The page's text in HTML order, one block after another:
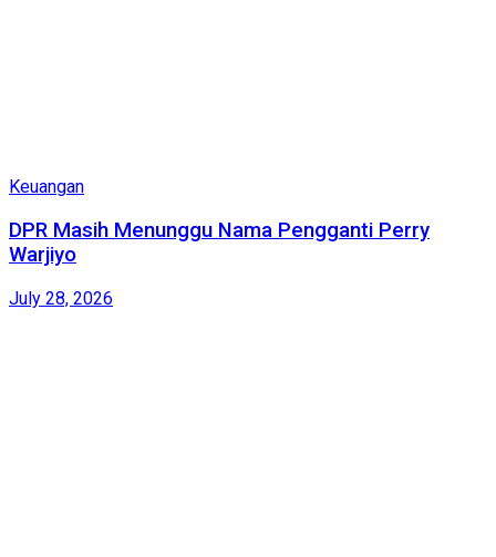
Keuangan
DPR Masih Menunggu Nama Pengganti Perry
Warjiyo
July 28, 2026